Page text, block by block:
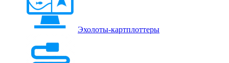
Эхолоты-картплоттеры